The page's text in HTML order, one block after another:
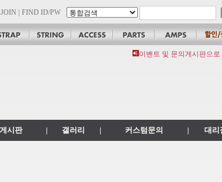
JOIN FIND ID/PW
이벤트 및 문의게시판으로
시판 | 갤러리 | 커스텀문의 | 대리